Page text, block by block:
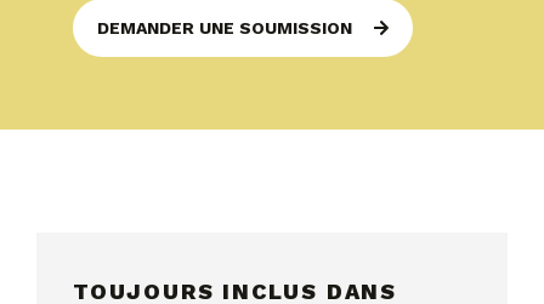
DEMANDER UNE SOUMISSION
TOUJOURS INCLUS DANS